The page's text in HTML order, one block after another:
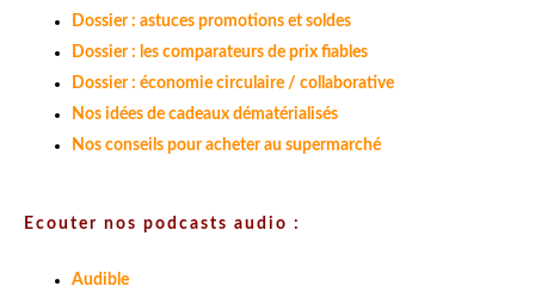
Dossier : astuces promotions et soldes
Dossier : les comparateurs de prix fiables
Dossier : économie circulaire / collaborative
Nos idées de cadeaux dématérialisés
Nos conseils pour acheter au supermarché
Ecouter nos podcasts audio :
Audible